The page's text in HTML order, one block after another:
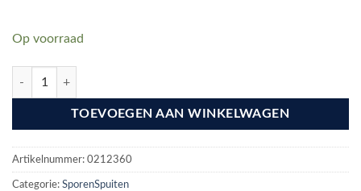
Op voorraad
Sporenspuit PES Hawaii aantal
TOEVOEGEN AAN WINKELWAGEN
Artikelnummer: 0212360
Categorie: SporenSpuiten